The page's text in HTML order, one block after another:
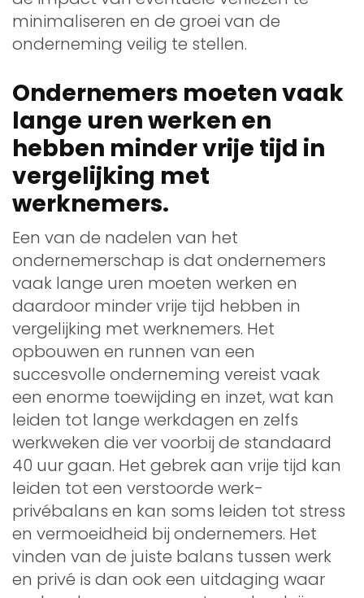
minimaliseren en de groei van de
onderneming veilig te stellen.
Ondernemers moeten vaak
lange uren werken en
hebben minder vrije tijd in
vergelijking met
werknemers.
Een van de nadelen van het
ondernemerschap is dat ondernemers
vaak lange uren moeten werken en
daardoor minder vrije tijd hebben in
vergelijking met werknemers. Het
opbouwen en runnen van een
succesvolle onderneming vereist vaak
een enorme toewijding en inzet, wat kan
leiden tot lange werkdagen en zelfs
werkweken die ver voorbij de standaard
40 uur gaan. Het gebrek aan vrije tijd kan
leiden tot een verstoorde werk-
privébalans en kan soms leiden tot stress
en vermoeidheid bij ondernemers. Het
vinden van de juiste balans tussen werk
en privé is dan ook een uitdaging waar